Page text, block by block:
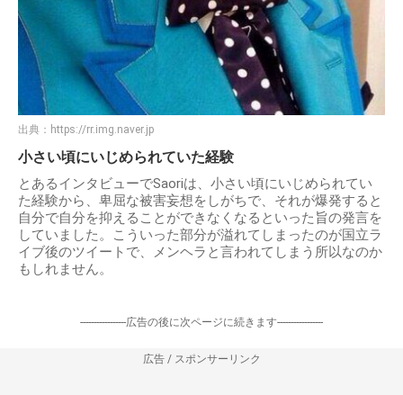
出典： https://rr.img.naver.jp
小さい頃にいじめられていた経験
とあるインタビューでSaoriは、小さい頃にいじめられてい
た経験から、卑屈な被害妄想をしがちで、それが爆発すると
自分で自分を抑えることができなくなるといった旨の発言を
していました。こういった部分が溢れてしまったのが国立ラ
イブ後のツイートで、メンヘラと言われてしまう所以なのか
もしれません。
-----------------広告の後に次ページに続きます-----------------
広告 / スポンサーリンク